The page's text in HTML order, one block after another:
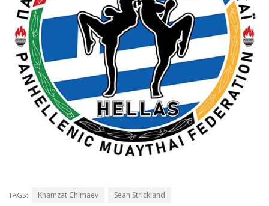
TAGS: Khamzat Chimaev Sean Strickland